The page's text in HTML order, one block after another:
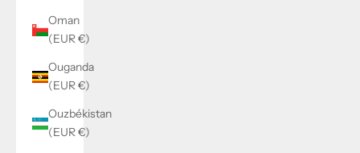
Oman
(EUR €)
Ouganda
(EUR €)
Ouzbékistan
(EUR €)